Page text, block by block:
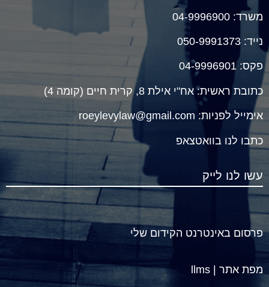
משרד: 04-9996900
נייד:
050-9991373
פקס: 04-9996901
כתובת ראשית: אח"י אילת 8, קרית חיים (קומה 4)
אימייל לפניות: roeylevylaw@gmail.com
כתבו לנו בוואטצאפ
עשו לנו לייק
פרסום באינטרנט הקידום שלי
מפת אתר llms